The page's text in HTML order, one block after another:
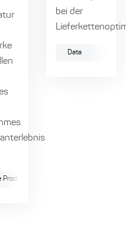
Produktentwicklung
bei der
Data